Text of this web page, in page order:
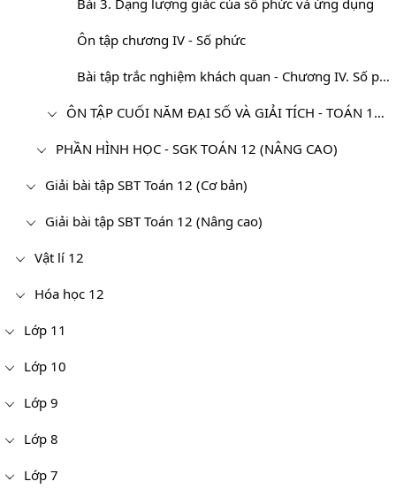
Bài 3. Dạng lượng giác của số phức và ứng dụng
Ôn tập chương IV - Số phức
Bài tập trắc nghiệm khách quan - Chương IV. Số phức - Toán 12 Nâng cao
ÔN TẬP CUỐI NĂM ĐẠI SỐ VÀ GIẢI TÍCH - TOÁN 12 NÂNG CAO
PHẦN HÌNH HỌC - SGK TOÁN 12 (NÂNG CAO)
Giải bài tập SBT Toán 12 (Cơ bản)
Giải bài tập SBT Toán 12 (Nâng cao)
Vật lí 12
Hóa học 12
Lớp 11
Lớp 10
Lớp 9
Lớp 8
Lớp 7